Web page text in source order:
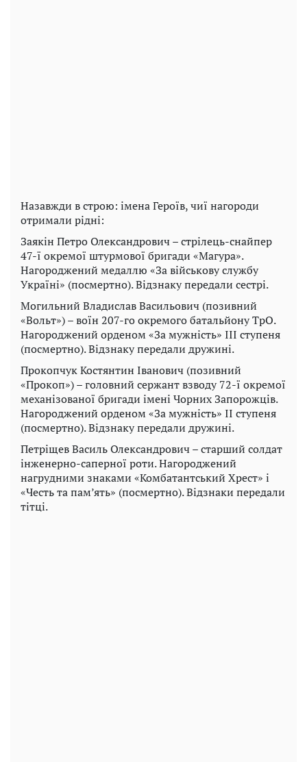
Назавжди в строю: імена Героїв, чиї нагороди
отримали рідні:
Заякін Петро Олександрович – стрілець-снайпер
47-ї окремої штурмової бригади «Магура».
Нагороджений медаллю «За військову службу
Україні» (посмертно). Відзнаку передали сестрі.
Могильний Владислав Васильович (позивний
«Вольт») – воїн 207-го окремого батальйону ТрО.
Нагороджений орденом «За мужність» III ступеня
(посмертно). Відзнаку передали дружині.
Прокопчук Костянтин Іванович (позивний
«Прокоп») – головний сержант взводу 72-ї окремої
механізованої бригади імені Чорних Запорожців.
Нагороджений орденом «За мужність» II ступеня
(посмертно). Відзнаку передали дружині.
Петріщев Василь Олександрович – старший солдат
інженерно-саперної роти. Нагороджений
нагрудними знаками «Комбатантський Хрест» і
«Честь та пам’ять» (посмертно). Відзнаки передали
тітці.